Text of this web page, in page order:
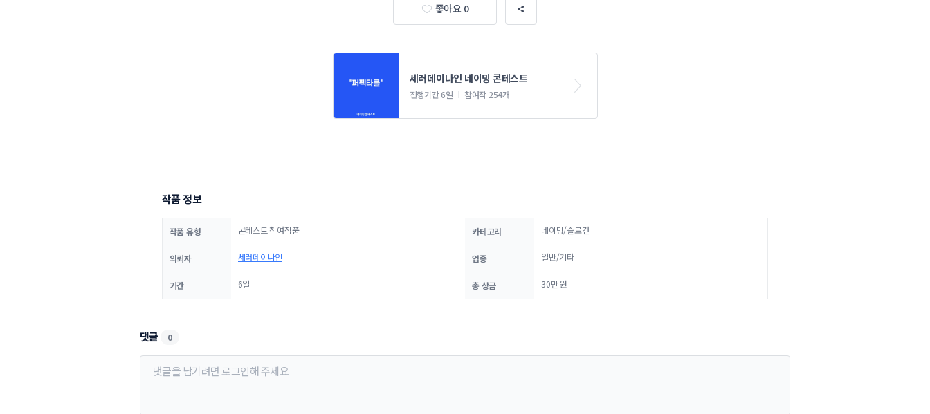
좋아요 0
세러데이나인 네이밍 콘테스트
진행기간 6일 참여작 254개
작품 정보
작품 유형 콘테스트 참여작품
의뢰자 세러데이나인
기간 6일
카테고리 네이밍/슬로건
업종 일반/기타
총 상금 30만 원
댓글 0